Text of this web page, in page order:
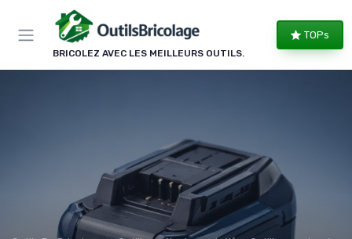
BRICOLEZ AVEC LES MEILLEURS OUTILS.
TOPs
Panneau de gestion des cookies